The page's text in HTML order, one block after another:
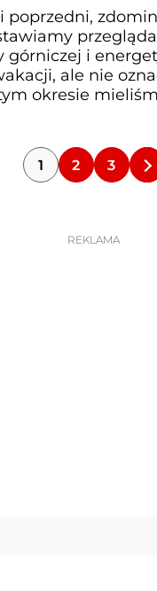
i poprzedni,
górniczej i
ale nie
okresie
1 2 3
REKLAMA